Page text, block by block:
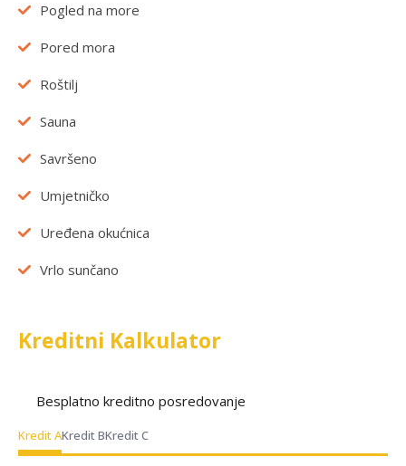
Pogled na more
Pored mora
Roštilj
Sauna
Savršeno
Umjetničko
Uređena okućnica
Vrlo sunčano
Kreditni Kalkulator
Besplatno kreditno posredovanje
Kredit AKredit BKredit C